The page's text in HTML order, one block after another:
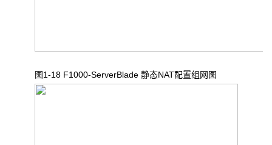
图1-18 F1000-ServerBlade 静态NAT配置组网图